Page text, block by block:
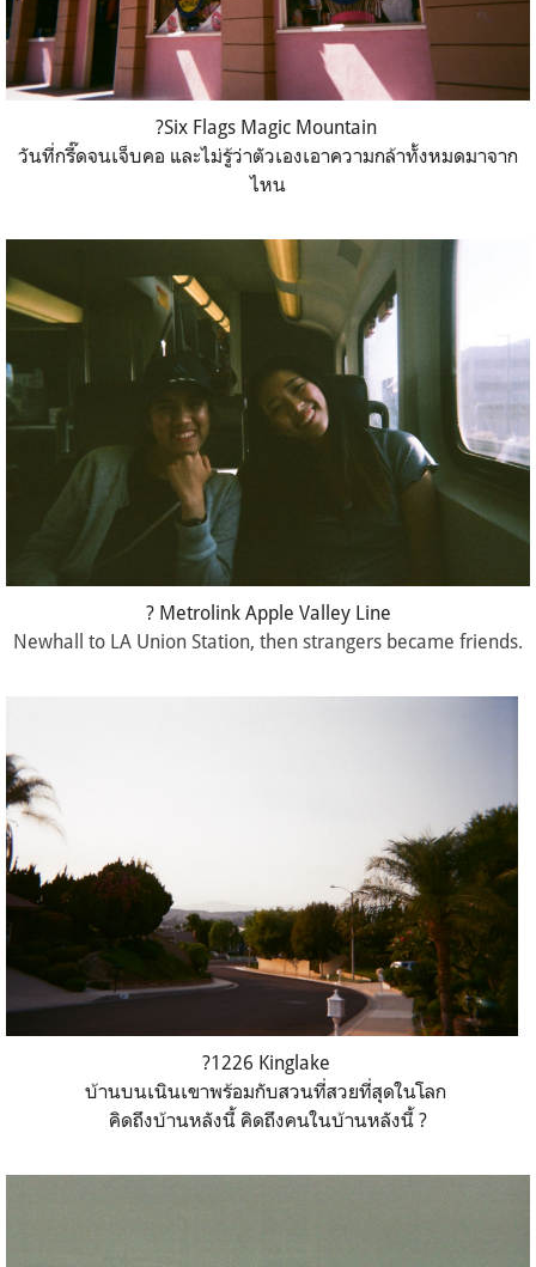
?Six Flags Magic Mountain
วันที่กรี๊ดจนเจ็บคอ และไม่รู้ว่าตัวเองเอาความกล้าทั้งหมดมาจาก
ไหน
? Metrolink Apple Valley Line
Newhall to LA Union Station, then strangers became friends.
?1226 Kinglake
บ้านบนเนินเขาพร้อมกับสวนที่สวยที่สุดในโลก
คิดถึงบ้านหลังนี้ คิดถึงคนในบ้านหลังนี้ ?